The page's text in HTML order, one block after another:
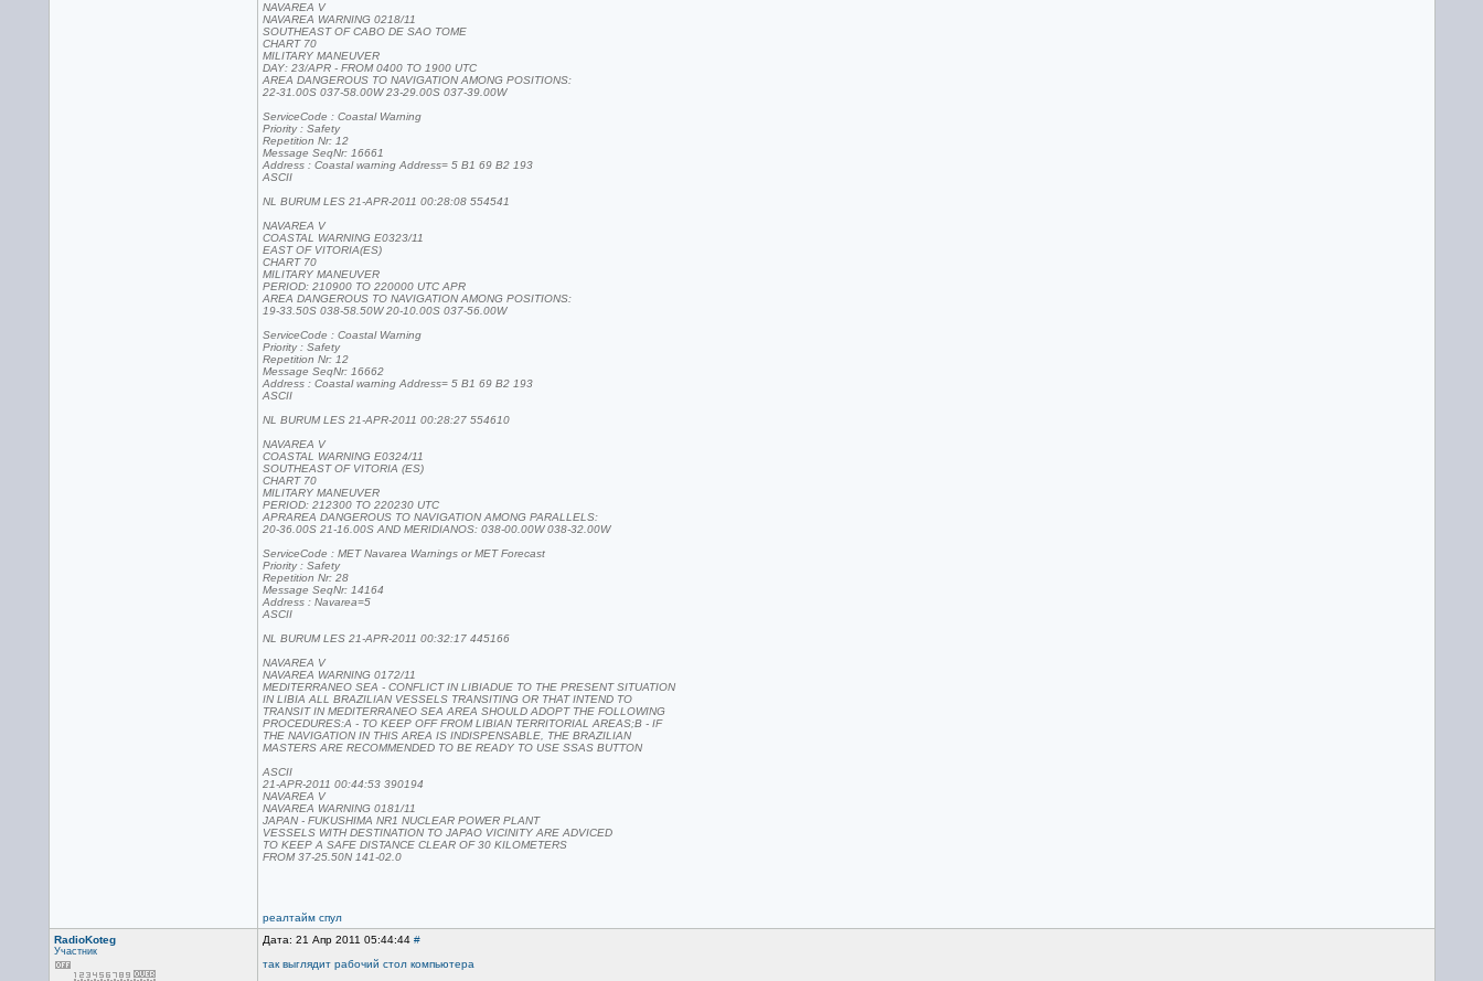
NAVAREA V
NAVAREA WARNING 0218/11
SOUTHEAST OF CABO DE SAO TOME
CHART 70
MILITARY MANEUVER
DAY: 23/APR - FROM 0400 TO 1900 UTC
AREA DANGEROUS TO NAVIGATION AMONG POSITIONS:
22-31.00S 037-58.00W 23-29.00S 037-39.00W
ServiceCode : Coastal Warning
Priority : Safety
Repetition Nr: 12
Message SeqNr: 16661
Address : Coastal warning Address= 5 B1 69 B2 193
ASCII
NL BURUM LES 21-APR-2011 00:28:08 554541
NAVAREA V
COASTAL WARNING E0323/11
EAST OF VITORIA(ES)
CHART 70
MILITARY MANEUVER
PERIOD: 210900 TO 220000 UTC APR
AREA DANGEROUS TO NAVIGATION AMONG POSITIONS:
19-33.50S 038-58.50W 20-10.00S 037-56.00W
ServiceCode : Coastal Warning
Priority : Safety
Repetition Nr: 12
Message SeqNr: 16662
Address : Coastal warning Address= 5 B1 69 B2 193
ASCII
NL BURUM LES 21-APR-2011 00:28:27 554610
NAVAREA V
COASTAL WARNING E0324/11
SOUTHEAST OF VITORIA (ES)
CHART 70
MILITARY MANEUVER
PERIOD: 212300 TO 220230 UTC
APRAREA DANGEROUS TO NAVIGATION AMONG PARALLELS:
20-36.00S 21-16.00S AND MERIDIANOS: 038-00.00W 038-32.00W
ServiceCode : MET Navarea Warnings or MET Forecast
Priority : Safety
Repetition Nr: 28
Message SeqNr: 14164
Address : Navarea=5
ASCII
NL BURUM LES 21-APR-2011 00:32:17 445166
NAVAREA V
NAVAREA WARNING 0172/11
MEDITERRANEO SEA - CONFLICT IN LIBIADUE TO THE PRESENT SITUATION
IN LIBIA ALL BRAZILIAN VESSELS TRANSITING OR THAT INTEND TO
TRANSIT IN MEDITERRANEO SEA AREA SHOULD ADOPT THE FOLLOWING
PROCEDURES:A - TO KEEP OFF FROM LIBIAN TERRITORIAL AREAS;B - IF
THE NAVIGATION IN THIS AREA IS INDISPENSABLE, THE BRAZILIAN
MASTERS ARE RECOMMENDED TO BE READY TO USE SSAS BUTTON
ASCII
21-APR-2011 00:44:53 390194
NAVAREA V
NAVAREA WARNING 0181/11
JAPAN - FUKUSHIMA NR1 NUCLEAR POWER PLANT
VESSELS WITH DESTINATION TO JAPAO VICINITY ARE ADVICED
TO KEEP A SAFE DISTANCE CLEAR OF 30 KILOMETERS
FROM 37-25.50N 141-02.0
реалтайм спул
RadioKoteg
Участник
Дата: 21 Апр 2011 05:44:44 #
так выглядит рабочий стол компьютера